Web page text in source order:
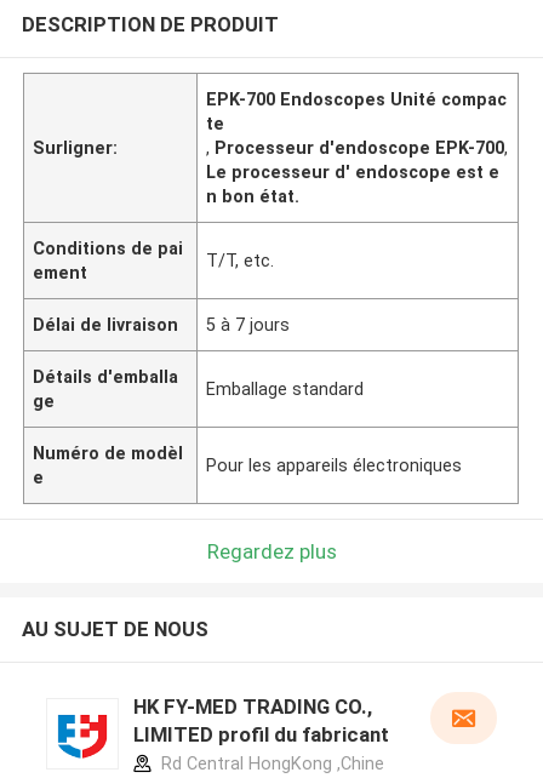
DESCRIPTION DE PRODUIT
Surligner:
EPK-700 Endoscopes Unité compac
te
, Processeur d'endoscope EPK-700,
Le processeur d' endoscope est e
n bon état.
Conditions de pai
ement
T/T, etc.
Délai de livraison 5 à 7 jours
Détails d'emballa
ge
Emballage standard
Numéro de modèl
e
Pour les appareils électroniques
Regardez plus
AU SUJET DE NOUS
HK FY-MED TRADING CO.,
LIMITED profil du fabricant
Rd Central HongKong ,Chine